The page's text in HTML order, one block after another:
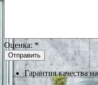
Оценка: *
Гарантия качества